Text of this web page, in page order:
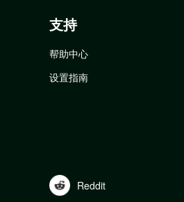
支持
帮助中心
设置指南
Reddit